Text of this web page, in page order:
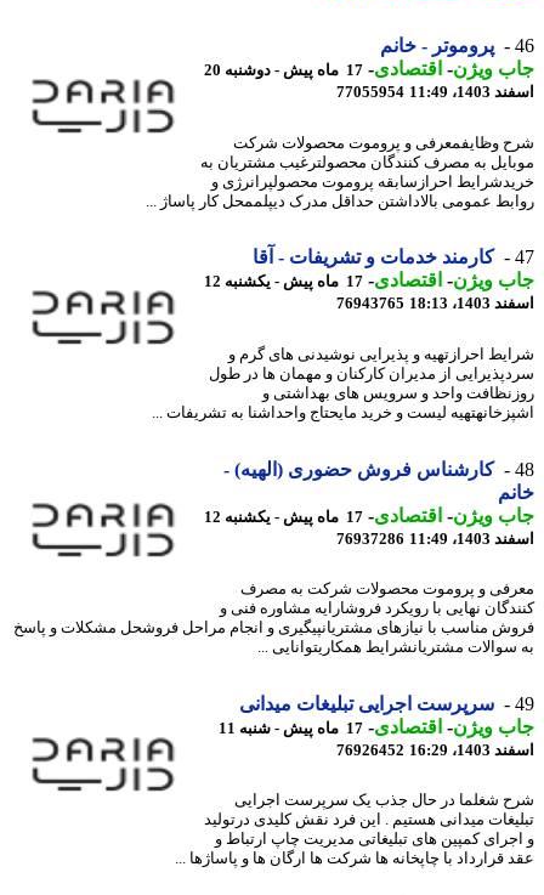
پروموتر - خانم
ویژن-اقتصادی-
17 ماه پیش - دوشنبه 20
11:49
77055954
وظایفمعرفی و پروموت محصولات شرکت
به مصرف کنندگان محصولترغیب مشتریان به
احرازسابقه پروموت محصولپرانرژی و
عمومی بالاداشتن حداقل مدرک دیپلممحل کار پاساژ ...
کارمند خدمات و تشریفات - آقا
ویژن-اقتصادی-
17 ماه پیش - یکشنبه 12
18:13
76943765
احرازتهیه و پذیرایی نوشیدنی های گرم و
از مدیران کارکنان و مهمان ها در طول
واحد و سرویس های بهداشتی و
لیست و خرید مایحتاج واحداشنا به تشریفات ...
کارشناس فروش حضوری (الهیه) -
ویژن-اقتصادی-
17 ماه پیش - یکشنبه 12
11:49
76937286
و پروموت محصولات شرکت به مصرف
نهایی با رویکرد فروشارایه مشاوره فنی و
مناسب با نیازهای مشتریانپیگیری و انجام مراحل فروشحل مشکلات و پاسخ
مشتریانشرایط همکاریتوانایی ...
سرپرست اجرایی تبلیغات میدانی
ویژن-اقتصادی-
17 ماه پیش - شنبه 11
16:29
76926452
شغلما در حال جذب یک سرپرست اجرایی
میدانی هستیم . این فرد نقش کلیدی درتولید
کمپین های تبلیغاتی مدیریت چاپ ارتباط و
قرارداد با چاپخانه ها شرکت ها ارگان ها و پاساژها ...